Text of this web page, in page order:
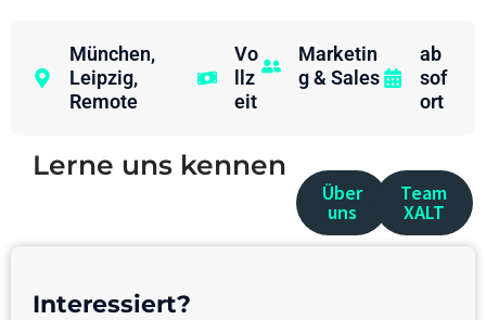
München,
Leipzig,
Remote
Vo
llz
eit
Marketin
g & Sales
ab
sof
ort
Lerne uns kennen
Über
uns
Team
XALT
Interessiert?